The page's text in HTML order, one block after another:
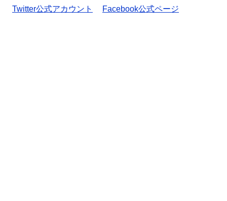
Twitter公式アカウント
Facebook公式ページ